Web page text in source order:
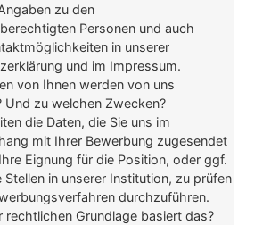
zu den
Personen und auch
in unserer
und im Impressum.
von Ihnen werden von uns
Und zu welchen Zwecken?
die Daten, die Sie uns im
mit Ihrer Bewerbung zugesendet
Eignung für die Position, oder ggf.
Stellen in unserer Institution, zu prüfen
durchzuführen.
rechtlichen Grundlage basiert das?